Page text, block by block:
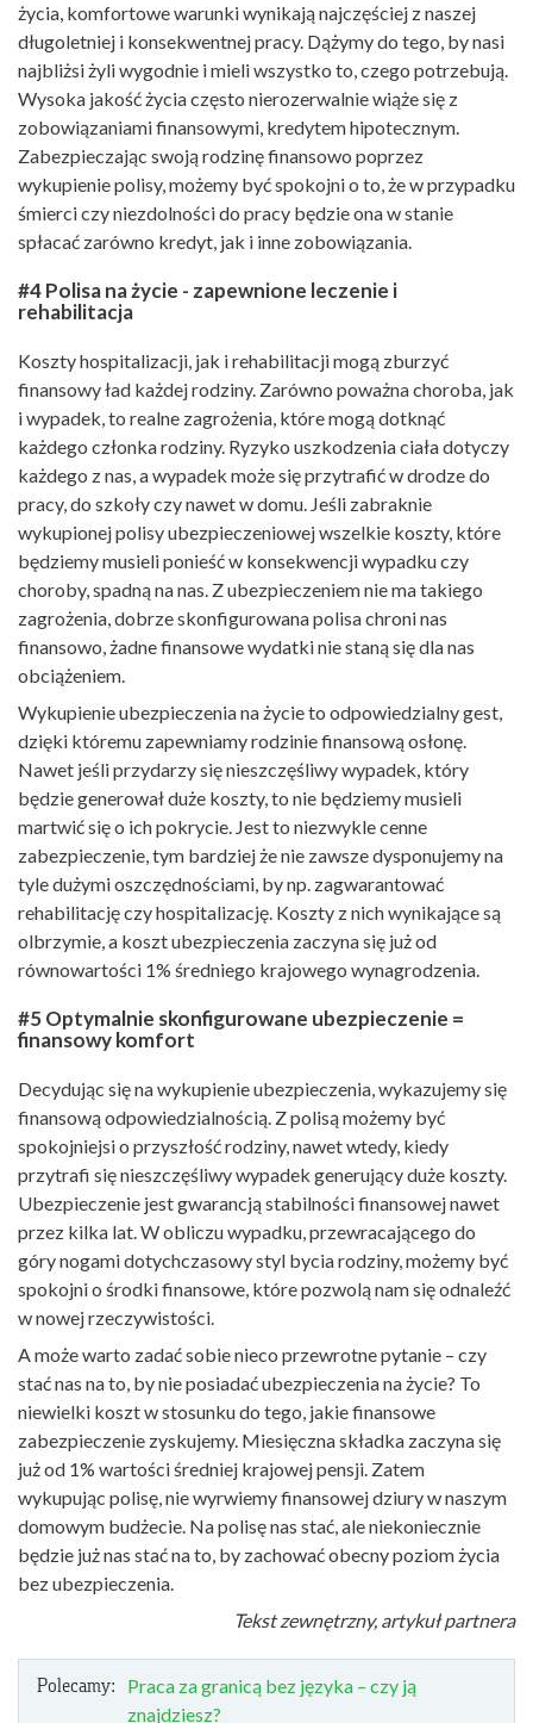
życia, komfortowe warunki wynikają najczęściej z naszej
długoletniej i konsekwentnej pracy. Dążymy do tego, by nasi
najbliżsi żyli wygodnie i mieli wszystko to, czego potrzebują.
Wysoka jakość życia często nierozerwalnie wiąże się z
zobowiązaniami finansowymi, kredytem hipotecznym.
Zabezpieczając swoją rodzinę finansowo poprzez
wykupienie polisy, możemy być spokojni o to, że w przypadku
śmierci czy niezdolności do pracy będzie ona w stanie
spłacać zarówno kredyt, jak i inne zobowiązania.
#4 Polisa na życie - zapewnione leczenie i
rehabilitacja
Koszty hospitalizacji, jak i rehabilitacji mogą zburzyć
finansowy ład każdej rodziny. Zarówno poważna choroba, jak
i wypadek, to realne zagrożenia, które mogą dotknąć
każdego członka rodziny. Ryzyko uszkodzenia ciała dotyczy
każdego z nas, a wypadek może się przytrafić w drodze do
pracy, do szkoły czy nawet w domu. Jeśli zabraknie
wykupionej polisy ubezpieczeniowej wszelkie koszty, które
będziemy musieli ponieść w konsekwencji wypadku czy
choroby, spadną na nas. Z ubezpieczeniem nie ma takiego
zagrożenia, dobrze skonfigurowana polisa chroni nas
finansowo, żadne finansowe wydatki nie staną się dla nas
obciążeniem.
Wykupienie ubezpieczenia na życie to odpowiedzialny gest,
dzięki któremu zapewniamy rodzinie finansową osłonę.
Nawet jeśli przydarzy się nieszczęśliwy wypadek, który
będzie generował duże koszty, to nie będziemy musieli
martwić się o ich pokrycie. Jest to niezwykle cenne
zabezpieczenie, tym bardziej że nie zawsze dysponujemy na
tyle dużymi oszczędnościami, by np. zagwarantować
rehabilitację czy hospitalizację. Koszty z nich wynikające są
olbrzymie, a koszt ubezpieczenia zaczyna się już od
równowartości 1% średniego krajowego wynagrodzenia.
#5 Optymalnie skonfigurowane ubezpieczenie =
finansowy komfort
Decydując się na wykupienie ubezpieczenia, wykazujemy się
finansową odpowiedzialnością. Z polisą możemy być
spokojniejsi o przyszłość rodziny, nawet wtedy, kiedy
przytrafi się nieszczęśliwy wypadek generujący duże koszty.
Ubezpieczenie jest gwarancją stabilności finansowej nawet
przez kilka lat. W obliczu wypadku, przewracającego do
góry nogami dotychczasowy styl bycia rodziny, możemy być
spokojni o środki finansowe, które pozwolą nam się odnaleźć
w nowej rzeczywistości.
A może warto zadać sobie nieco przewrotne pytanie – czy
stać nas na to, by nie posiadać ubezpieczenia na życie? To
niewielki koszt w stosunku do tego, jakie finansowe
zabezpieczenie zyskujemy. Miesięczna składka zaczyna się
już od 1% wartości średniej krajowej pensji. Zatem
wykupując polisę, nie wyrwiemy finansowej dziury w naszym
domowym budżecie. Na polisę nas stać, ale niekoniecznie
będzie już nas stać na to, by zachować obecny poziom życia
bez ubezpieczenia.
Tekst zewnętrzny, artykuł partnera
Polecamy:
Praca za granicą bez języka – czy ją
znajdziesz?